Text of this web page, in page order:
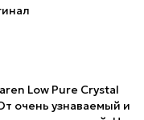
Low Pure Crystal
очень узнаваемый и